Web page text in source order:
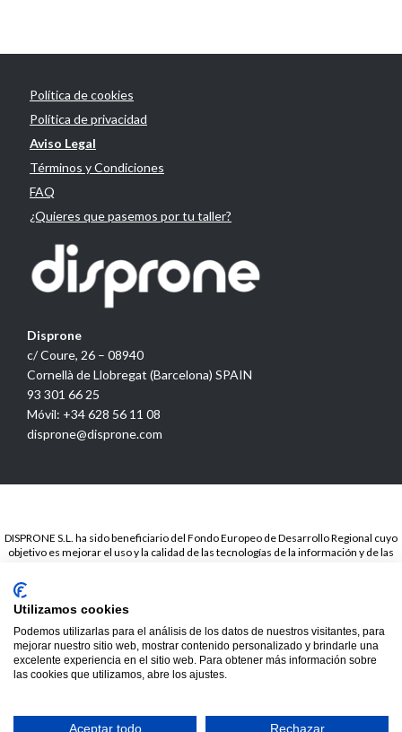
Política de cookies
Política de privacidad
Aviso Legal
Términos y Condiciones
FAQ
¿Quieres que pasemos por tu taller?
Disprone
c/ Coure, 26 – 08940
Cornellà de Llobregat (Barcelona) SPAIN
93 301 66 25
Móvil: +34 628 56 11 08
disprone@disprone.com
DISPRONE S.L. ha sido beneficiario del Fondo Europeo de Desarrollo Regional cuyo
objetivo es mejorar el uso y la calidad de las tecnologías de la información y de las
página propia.. Esta acción ha tenido lugar en el periodo de TICCámaras 2018. Para
ello ha contado con el apoyo del programa TICCámaras de la Cámara de Barcelona.
Hide chaty
Utilizamos cookies
Podemos utilizarlas para el análisis de los datos de nuestros visitantes, para
mejorar nuestro sitio web, mostrar contenido personalizado y brindarle una
excelente experiencia en el sitio web. Para obtener más información sobre
las cookies que utilizamos, abre los ajustes.
Aceptar todo Rechazar